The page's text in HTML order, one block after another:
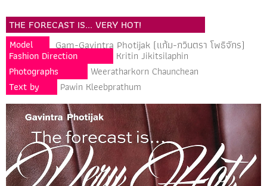
THE FORECAST IS... VERY HOT!
Model Gam-Gavintra Photijak (แก้ม-กวินตรา โพธิจักร)
Fashion Direction
Kritin Jikitsilaphin
Photographs
Weeratharkorn Chaunchean
Text by
Pawin Kleebprathum